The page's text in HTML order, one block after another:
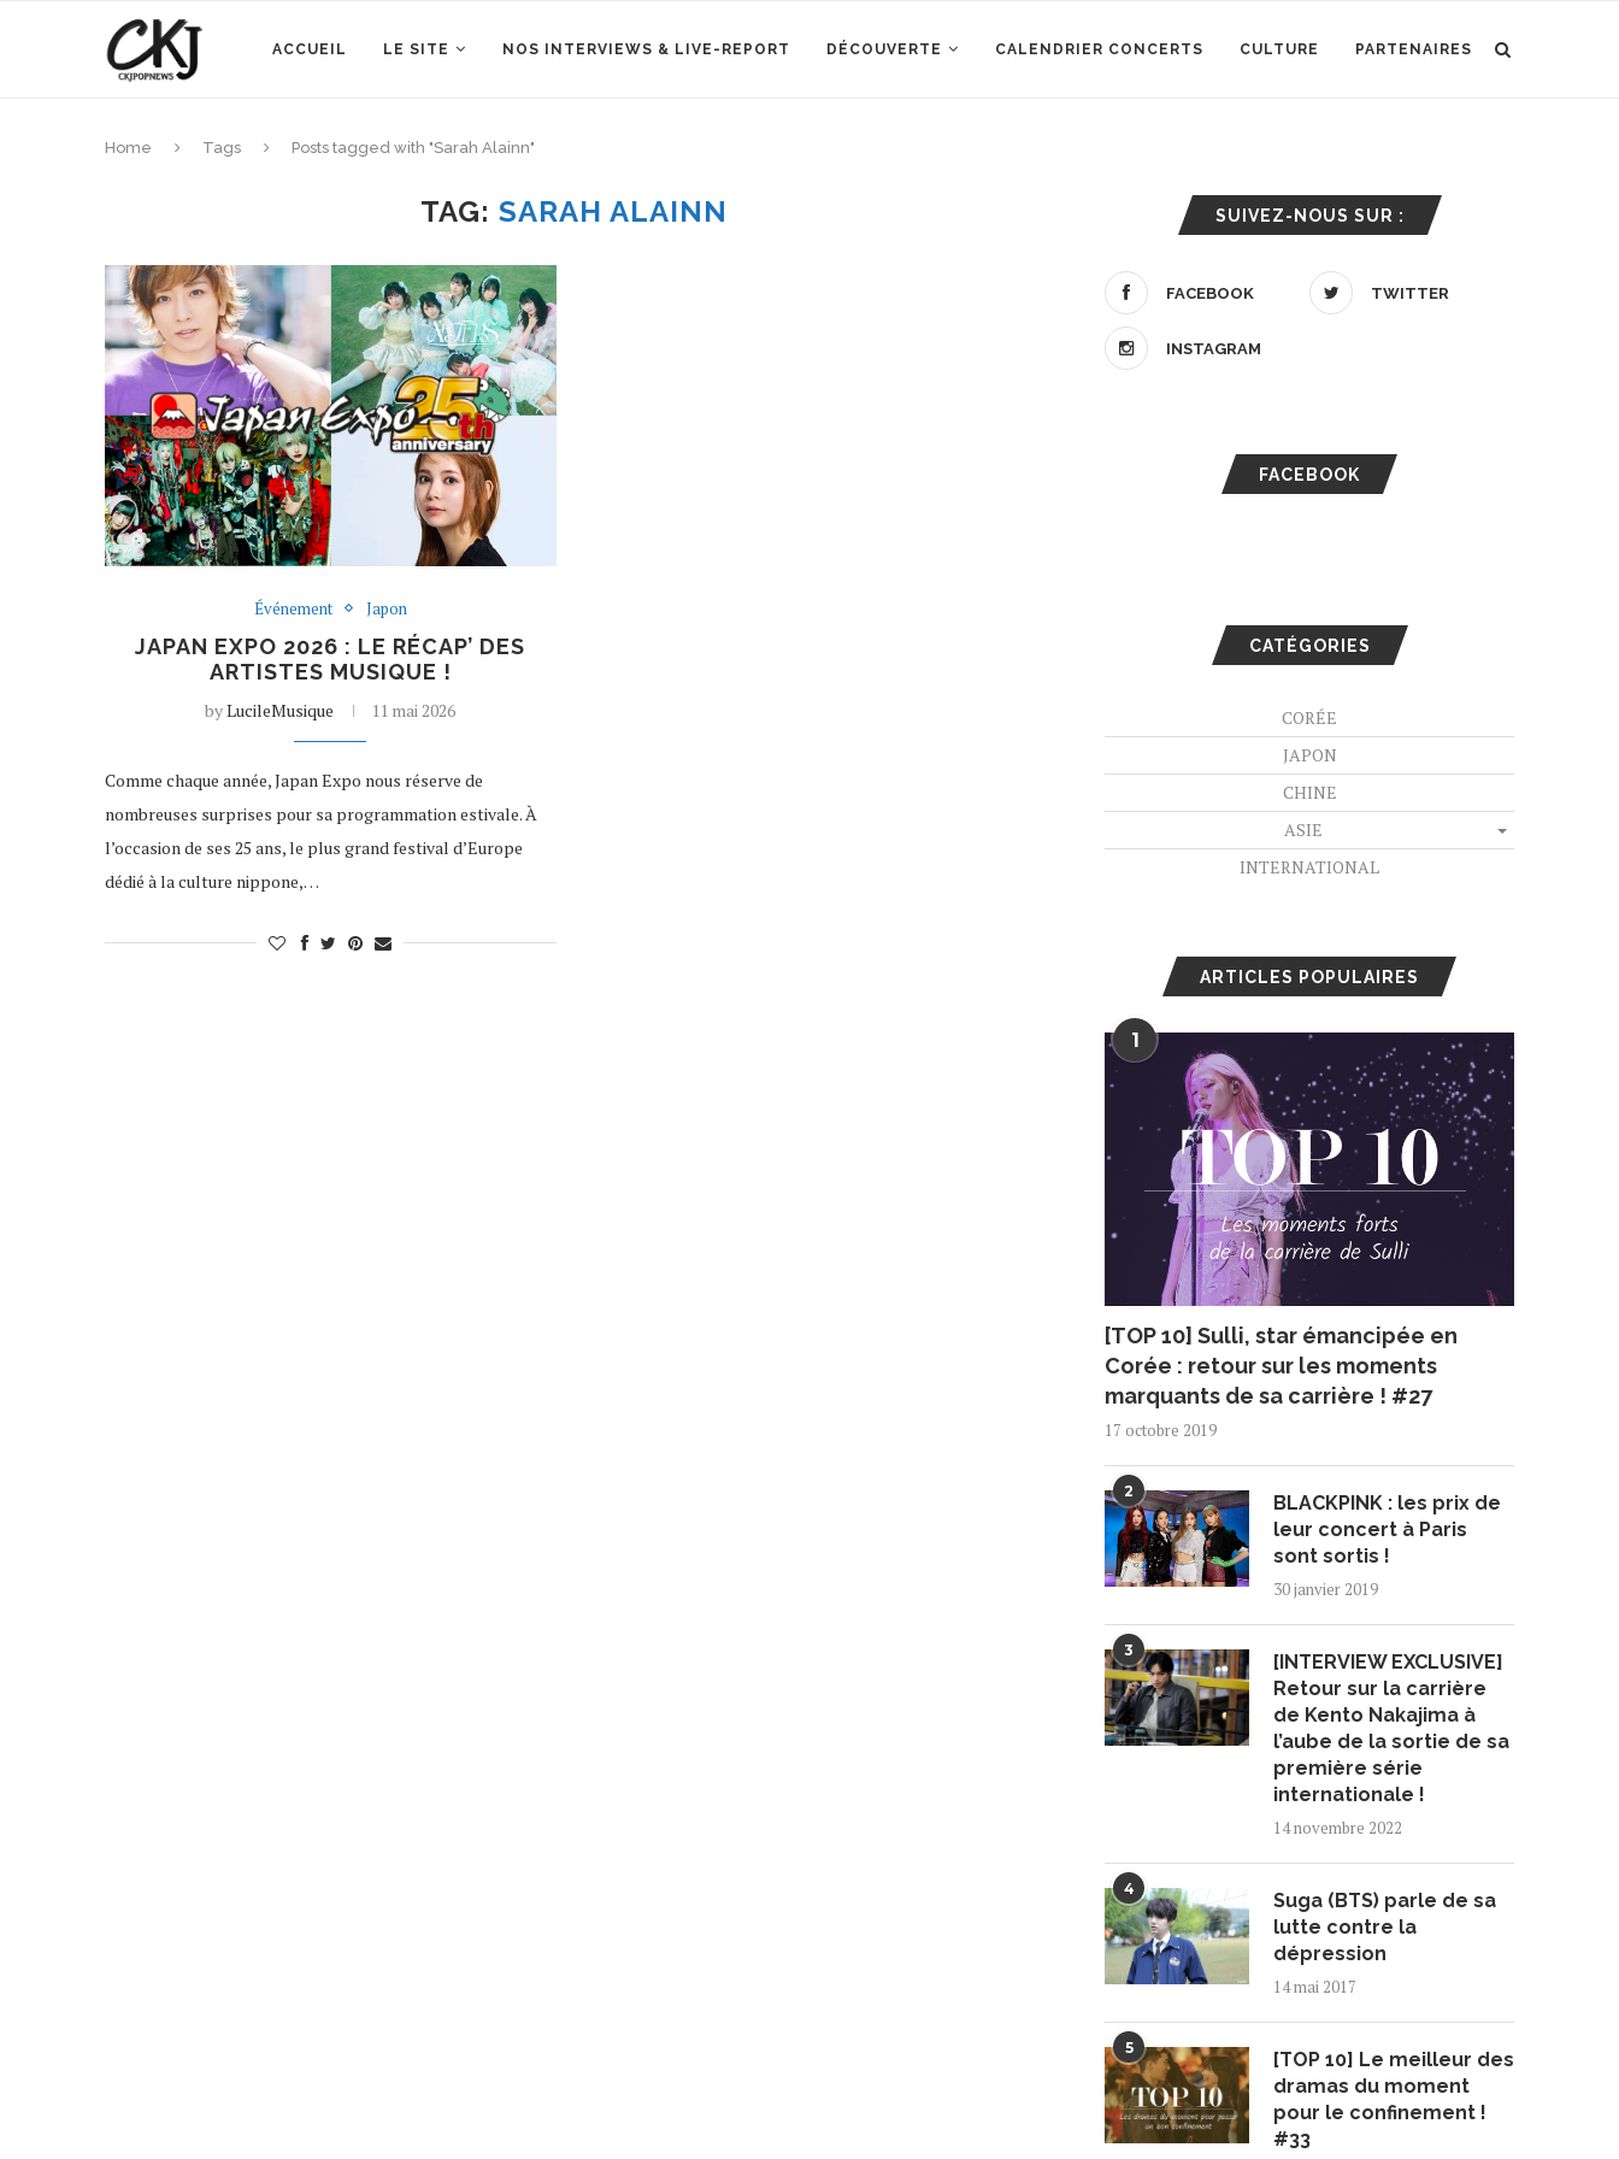
ACCUEIL LE SITE NOS INTERVIEWS & LIVE-REPORT DÉCOUVERTE CALENDRIER CONCERTS CULTURE PARTENAIRES
Home Tags Posts tagged with "Sarah Alainn"
TAG:SARAH ALAINN
Événement Japon
JAPAN EXPO 2026 : LE RÉCAP’ DES
ARTISTES MUSIQUE !
byLucileMusique 11 mai 2026
Comme chaque année, Japan Expo nous réserve de
nombreuses surprises pour sa programmation estivale. À
l’occasion de ses 25 ans, le plus grand festival d’Europe
dédié à la culture nippone,…
SUIVEZ-NOUS SUR :
FACEBOOK TWITTER
INSTAGRAM
FACEBOOK
CATÉGORIES
CORÉE
JAPON
CHINE
ASIE
INTERNATIONAL
ARTICLES POPULAIRES
1
[TOP 10] Sulli, star émancipée en
Corée : retour sur les moments
marquants de sa carrière ! #27
17 octobre 2019
2
BLACKPINK : les prix de
leur concert à Paris
sont sortis !
30 janvier 2019
3
[INTERVIEW EXCLUSIVE]
Retour sur la carrière
de Kento Nakajima à
l’aube de la sortie de sa
première série
internationale !
14 novembre 2022
4
Suga (BTS) parle de sa
lutte contre la
dépression
14 mai 2017
5
[TOP 10] Le meilleur des
dramas du moment
pour le confinement !
#33